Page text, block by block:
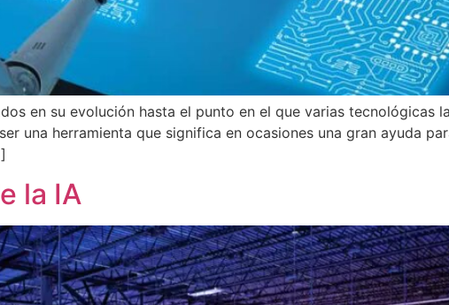
en su evolución hasta el punto en el que varias tecnológicas
una herramienta que significa en ocasiones una gran ayuda
la IA